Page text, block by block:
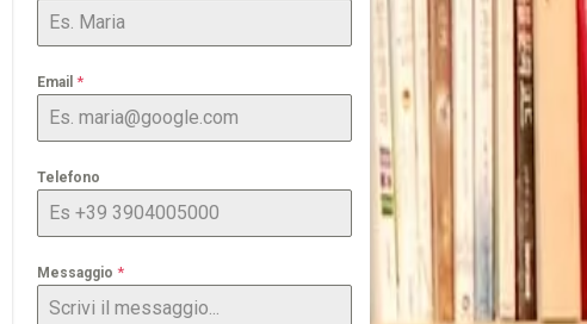
Email *
Telefono
Messaggio *